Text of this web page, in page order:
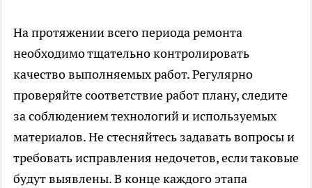
На протяжении всего периода ремонта
необходимо тщательно контролировать
качество выполняемых работ. Регулярно
проверяйте соответствие работ плану, следите
за соблюдением технологий и используемых
материалов. Не стесняйтесь задавать вопросы и
требовать исправления недочетов, если таковые
будут выявлены. В конце каждого этапа